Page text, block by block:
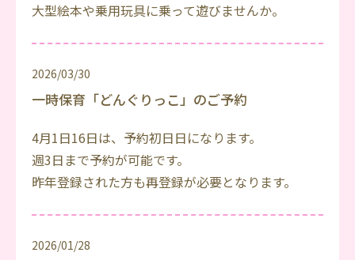
大型絵本や乗用玩具に乗って遊びませんか。
2026/03/30
一時保育「どんぐりっこ」のご予約
4月1日16日は、予約初日日になります。
週3日まで予約が可能です。
昨年登録された方も再登録が必要となります。
2026/01/28